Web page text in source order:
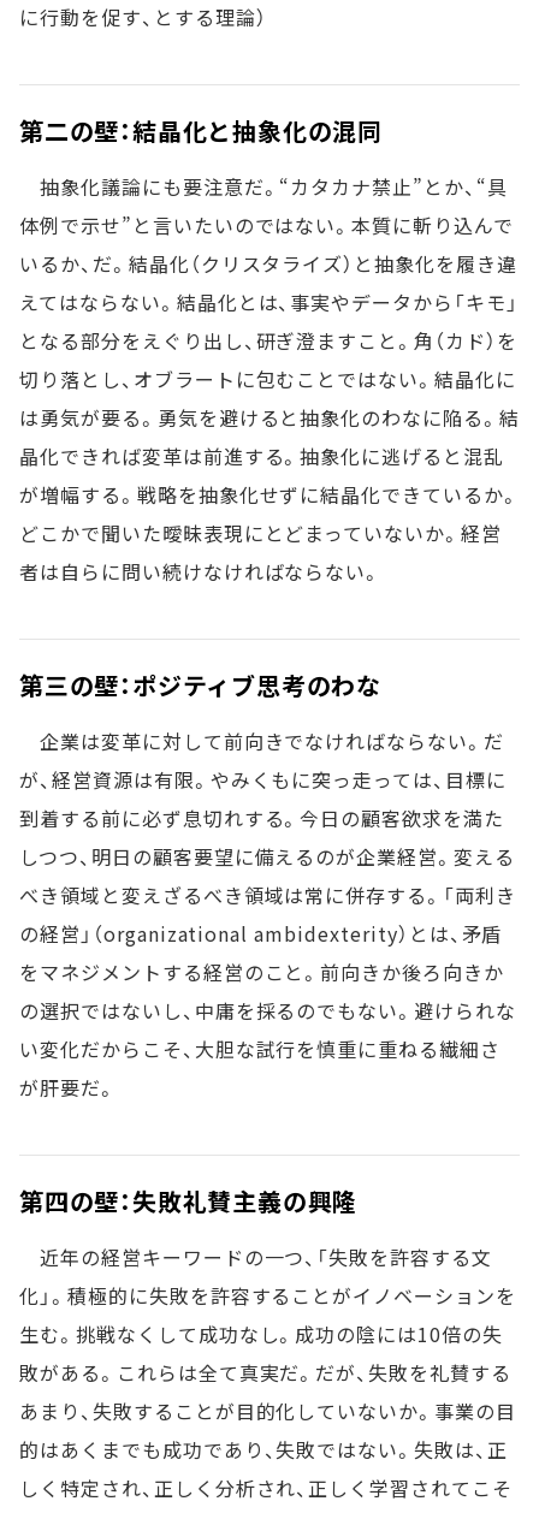
に行動を促す、とする理論）
第二の壁：結晶化と抽象化の混同
抽象化議論にも要注意だ。“カタカナ禁止”とか、“具
体例で示せ”と言いたいのではない。本質に斬り込んで
いるか、だ。結晶化（クリスタライズ）と抽象化を履き違
えてはならない。結晶化とは、事実やデータから「キモ」
となる部分をえぐり出し、研ぎ澄ますこと。角（カド）を
切り落とし、オブラートに包むことではない。結晶化に
は勇気が要る。勇気を避けると抽象化のわなに陥る。結
晶化できれば変革は前進する。抽象化に逃げると混乱
が増幅する。戦略を抽象化せずに結晶化できているか。
どこかで聞いた曖昧表現にとどまっていないか。経営
者は自らに問い続けなければならない。
第三の壁：ポジティブ思考のわな
企業は変革に対して前向きでなければならない。だ
が、経営資源は有限。やみくもに突っ走っては、目標に
到着する前に必ず息切れする。今日の顧客欲求を満た
しつつ、明日の顧客要望に備えるのが企業経営。変える
べき領域と変えざるべき領域は常に併存する。「両利き
の経営」（organizational ambidexterity）とは、矛盾
をマネジメントする経営のこと。前向きか後ろ向きか
の選択ではないし、中庸を採るのでもない。避けられな
い変化だからこそ、大胆な試行を慎重に重ねる繊細さ
が肝要だ。
第四の壁：失敗礼賛主義の興隆
近年の経営キーワードの一つ、「失敗を許容する文
化」。積極的に失敗を許容することがイノベーションを
生む。挑戦なくして成功なし。成功の陰には10倍の失
敗がある。これらは全て真実だ。だが、失敗を礼賛する
あまり、失敗することが目的化していないか。事業の目
的はあくまでも成功であり、失敗ではない。失敗は、正
しく特定され、正しく分析され、正しく学習されてこそ